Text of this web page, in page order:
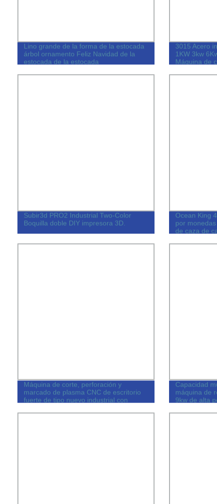
Lino grande de la forma de la estocada
árbol ornamento Feliz Navidad de la
estocada de la estocada
3015 Acero
1KW 3kw
Máquina de
Subir3d PRO2 Industrial Two-Color
Boquilla doble DIY impresora 3D.
Ocean King
por
de caza de
Máquina de corte, perforación y
marcado de plasma CNC de escritorio
fuerte de tipo nuevo industrial con
Capacidad
máquina de
9kw de alta
aire